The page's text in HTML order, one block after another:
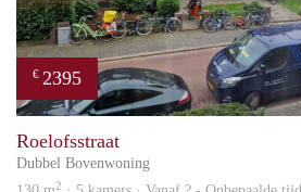
€ 2395
Roelofsstraat
Dubbel Bovenwoning
2